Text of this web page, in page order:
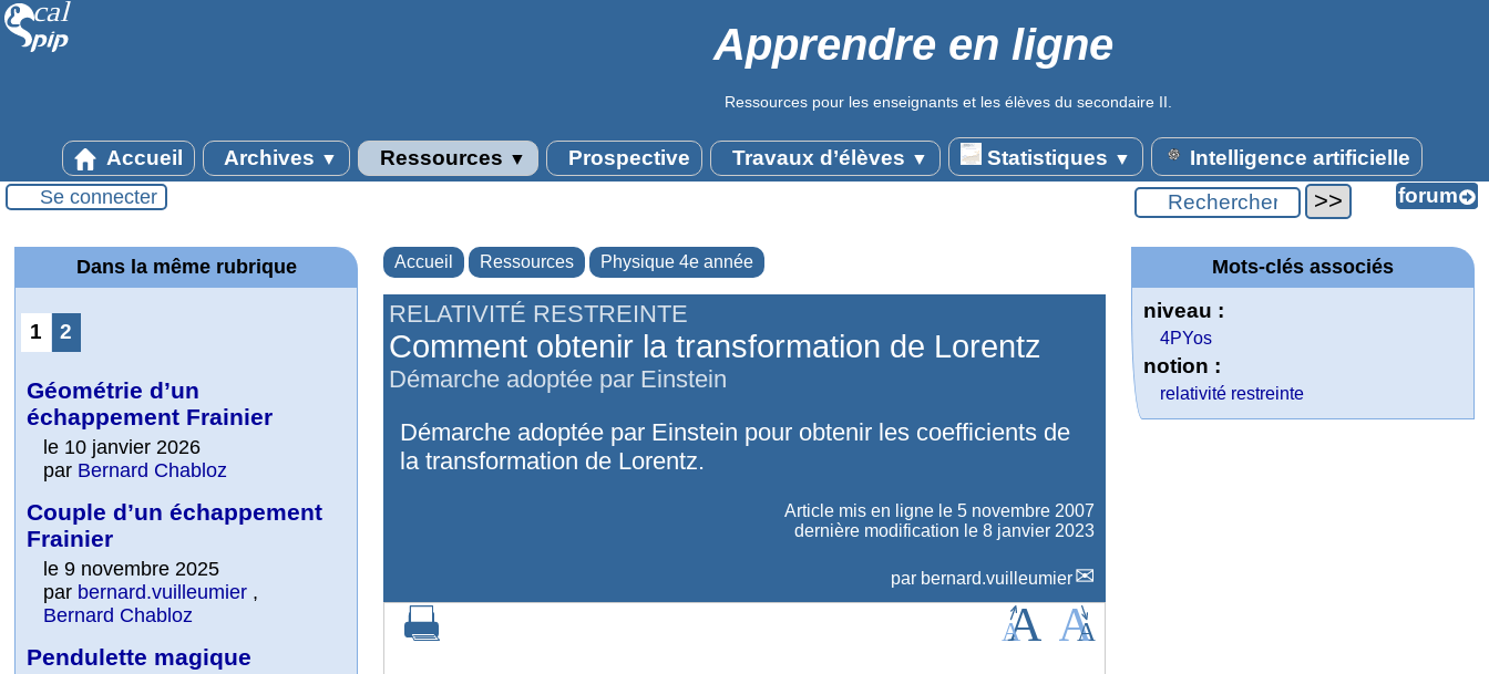
Apprendre en ligne
Ressources pour les enseignants et les élèves du secondaire II.
Accueil Archives ▼ Ressources ▼ Prospective Travaux d’élèves ▼ Statistiques ▼ Intelligence artificielle
Se connecter
Accueil Ressources Physique 4e année
RELATIVITÉ RESTREINTE
Comment obtenir la transformation de Lorentz
Démarche adoptée par Einstein
Démarche adoptée par Einstein pour obtenir les coefficients de
la transformation de Lorentz.
Article mis en ligne le 5 novembre 2007
dernière modification le 8 janvier 2023
par bernard.vuilleumier
Dans la même rubrique
1 2
Géométrie d’un
échappement Frainier
le 10 janvier 2026
par Bernard Chabloz
Couple d’un échappement
Frainier
le 9 novembre 2025
par bernard.vuilleumier ,
Bernard Chabloz
Pendulette magique
Mots-clés associés
niveau :
4PYos
notion :
relativité restreinte